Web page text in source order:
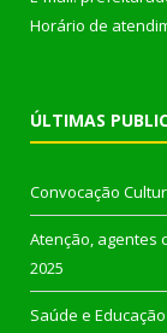
Horário de
ÚLTIMAS
Convocação
Atenção, agentes
2025
Saúde e